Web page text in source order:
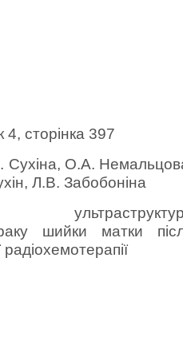
сторінка 397
О.А.
Л.В. Забобоніна
раку шийки матки